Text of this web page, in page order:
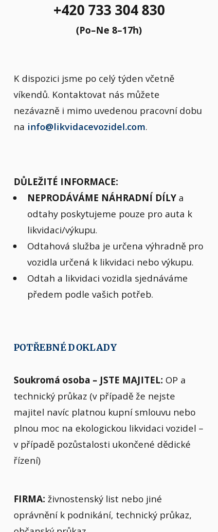
+420 733 304 830
(Po–Ne 8–17h)
K dispozici jsme po celý týden včetně
víkendů. Kontaktovat nás můžete
nezávazně i mimo uvedenou pracovní dobu
na info@likvidacevozidel.com.
DŮLEŽITÉ INFORMACE:
NEPRODÁVÁME NÁHRADNÍ DÍLYa
odtahy poskytujeme pouze pro auta k
likvidaci/výkupu.
Odtahová služba je určena výhradně pro
vozidla určená k likvidaci nebo výkupu.
Odtah a likvidaci vozidla sjednáváme
předem podle vašich potřeb.
POTŘEBNÉ DOKLADY
Soukromá osoba – JSTE MAJITEL: OP a
technický průkaz (v případě že nejste
majitel navíc platnou kupní smlouvu nebo
plnou moc na ekologickou likvidaci vozidel –
v případě pozůstalosti ukončené dědické
řízení)
FIRMA: živnostenský list nebo jiné
oprávnění k podnikání, technický průkaz,